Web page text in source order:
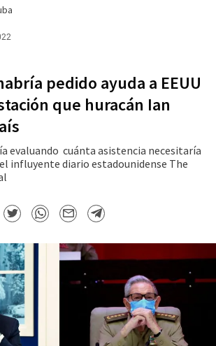
pedido ayuda a EEUU
que huracán Ian
evaluando cuánta asistencia necesitaría
influyente diario estadounidense The